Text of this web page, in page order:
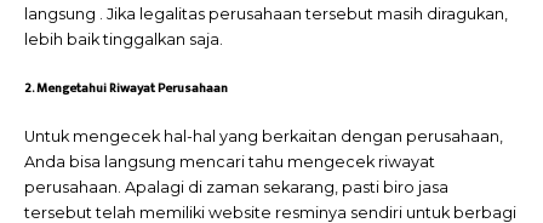
langsung . Jika legalitas perusahaan tersebut masih diragukan,
lebih baik tinggalkan saja.
2. Mengetahui Riwayat Perusahaan
Untuk mengecek hal-hal yang berkaitan dengan perusahaan,
Anda bisa langsung mencari tahu mengecek riwayat
perusahaan. Apalagi di zaman sekarang, pasti biro jasa
tersebut telah memiliki website resminya sendiri untuk berbagi